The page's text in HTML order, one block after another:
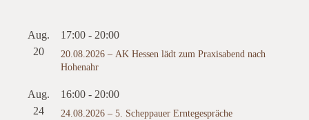
Aug.
20
17:00-20:00
20.08.2026 – AK Hessen lädt zum Praxisabend nach
Hohenahr
Aug.
24
16:00-20:00
24.08.2026 – 5. Scheppauer Erntegespräche